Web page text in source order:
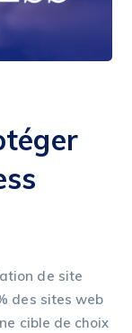
de site
des sites web
cible de choix